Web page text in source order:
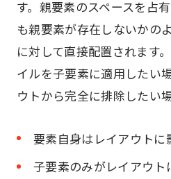
す。親要素のスペースを占
も親要素が存在しないかの
に対して直接配置されます
イルを子要素に適用したい
ウトから完全に排除したい
要素自身はレイアウトに
子要素のみがレイアウト